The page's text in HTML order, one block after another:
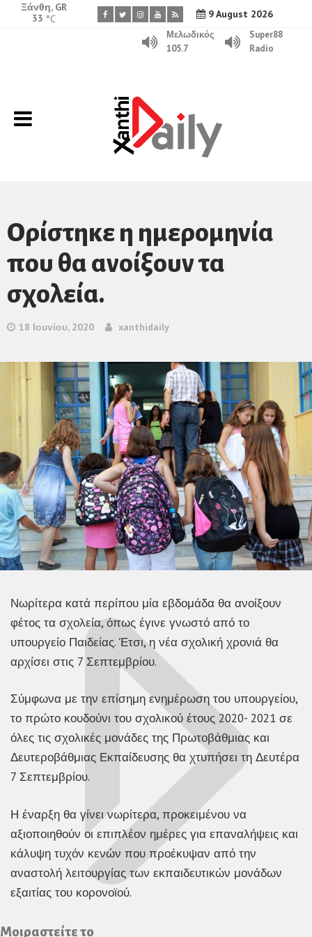
9 August 2026
Ξάνθη, GR
33 °C
Μελωδικός
105.7
Super88
Radio
Ορίστηκε η ημερομηνία
που θα ανοίξουν τα
σχολεία.
18 Ιουνίου, 2020 xanthidaily
Νωρίτερα κατά περίπου μία εβδομάδα θα ανοίξουν
φέτος τα σχολεία, όπως έγινε γνωστό από το
υπουργείο Παιδείας. Έτσι, η νέα σχολική χρονιά θα
αρχίσει στις 7 Σεπτεμβρίου.
Σύμφωνα με την επίσημη ενημέρωση του υπουργείου,
το πρώτο κουδούνι του σχολικού έτους 2020- 2021 σε
όλες τις σχολικές μονάδες της Πρωτοβάθμιας και
Δευτεροβάθμιας Εκπαίδευσης θα χτυπήσει τη Δευτέρα
7 Σεπτεμβρίου.
Η έναρξη θα γίνει νωρίτερα, προκειμένου να
αξιοποιηθούν οι επιπλέον ημέρες για επαναλήψεις και
κάλυψη τυχόν κενών που προέκυψαν από την
αναστολή λειτουργίας των εκπαιδευτικών μονάδων
εξαιτίας του κορονοϊού.
Μοιραστείτε το